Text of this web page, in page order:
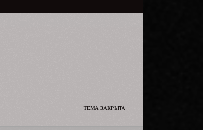
уголки глаз блондина чуть сузились,
ТЕМА ЗАКРЫТА